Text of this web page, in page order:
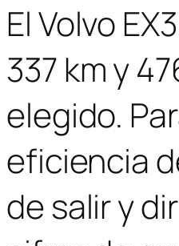
El Volvo
337 km y
elegido.
eficiencia
de salir y